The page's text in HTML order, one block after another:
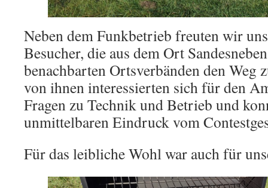
Neben dem Funkbetrieb freuten wir
Besucher, die aus dem Ort
benachbarten Ortsverbänden den Weg
von ihnen interessierten sich für den
Fragen zu Technik und Betrieb und
unmittelbaren Eindruck vom
Für das leibliche Wohl war auch für